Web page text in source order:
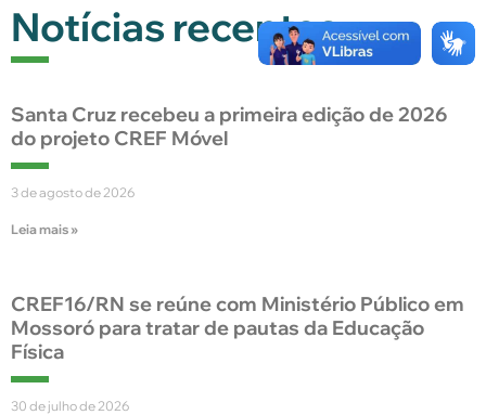
Notícias recentes
Santa Cruz recebeu a primeira edição de 2026
do projeto CREF Móvel
3 de agosto de 2026
Leia mais »
CREF16/RN se reúne com Ministério Público em
Mossoró para tratar de pautas da Educação
Física
30 de julho de 2026